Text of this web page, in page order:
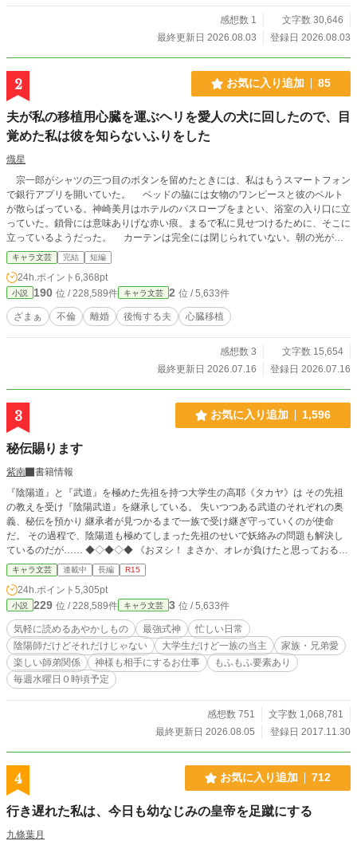
感想数 1
文字数 30,646
最終更新日 2026.08.03
登録日 2026.08.03
2 お気に入り追加 85
夫が私の移植用心臓を運ぶヘリを愛人の犬に回したので、目
覚めた私は彼を知らないふりをした
熾星
宗一郎がシャツの三つ目のボタンを留めたときには、私はもうスマートフォン
で銀行アプリを開いていた。 ベッドの脇には女物のワンピースと彼のベルト
が散らばっている。神崎美月はホテルのバスローブをまとい、浴室の入り口に立
っていた。鎖骨には意味ありげな赤い痕。まるで私に見せつけるために、そこに
立っているようだった。 カーテンは完全には閉じられていない。朝の光が絨
毯に差し込み、部屋の惨状を残酷なほど鮮明に照らしていた。 初めてこんな
場面に出くわしたとき、私は部屋のグラスを叩き割り、宗一郎の胸ぐらをつかん
で理由を問い詰めた。 あのときの彼はベッドヘッドにもたれて煙草を吸い、
ズボンすらまともに穿かないまま、淡々と言った。 「部屋が暗くて、お前と間
違えた」 その後、同じような「人違い」は二度起きた。 それをきっかけ
に、私たちは書面で取り決めを交わした。不貞行為が一度発覚するたび、離婚成
キャラ文芸 完結 短編
24h.ポイント 6,368pt
小説 190 位 / 228,589件 キャラ文芸 2 位 / 5,633件
ざまぁ 不倫 離婚 後悔する夫 心臓移植
感想数 3
文字数 15,654
最終更新日 2026.07.16
登録日 2026.07.16
3 お気に入り追加 1,596
秘伝賜ります
紫南
書籍情報
『陰陽道』と『武道』を極めた先祖を持つ大学生の高耶《タカヤ》は その先祖
の教えを受け『陰陽武道』を継承している。 失いつつある武道のそれぞれの奥
義、秘伝を預かり 継承者が見つかるまで一族で受け継ぎ守っていくのが使命
だ。 その過程で、陰陽道も極めてしまった先祖のせいで妖絡みの問題も解決し
ているのだが…… ◆◇◆◇◆ 《おヌシ！ まさか、オレが負けたと思っておるの
か！？ 陰陽武道は最強！ 勝ったに決まっとるだろ！》 （ならどうしたよ。あ、
まさかまたぼっちが嫌でとかじゃねぇよな？ わざわざ霊界の門まで開けてやっ
たのに、そんな理由で帰って来ねえよな？） 《ぐぅっ》……これが日常？ ◆◇
◆ 現代では恐らく最強！ けれど地味で平凡な生活がしたい青年の非日常をご覧
あれ！ 【毎週水曜日０時頃投稿予定】
キャラ文芸 連載中 長編 R15
24h.ポイント 5,305pt
小説 229 位 / 228,589件 キャラ文芸 3 位 / 5,633件
気軽に読めるあやかしもの 最強式神
忙しい日常
陰陽師だけどそれだけじゃない
大学生だけど一族の当主
家族・兄弟愛
楽しい師弟関係
神様も相手にするお仕事
もふもふ要素あり
毎週水曜日０時頃予定
感想数 751
文字数 1,068,781
最終更新日 2026.08.05
登録日 2017.11.30
4 お気に入り追加 712
行き遅れた私は、今日も幼なじみの皇帝を足蹴にする
九條葉月